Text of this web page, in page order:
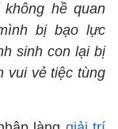
hề quan
bị bạo lực
sinh con lại bị
vui vẻ tiệc tùng